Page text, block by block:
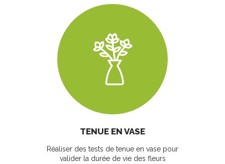
TENUE EN VASE
Réaliser des tests de tenue en vase pour
valider la durée de vie des fleurs